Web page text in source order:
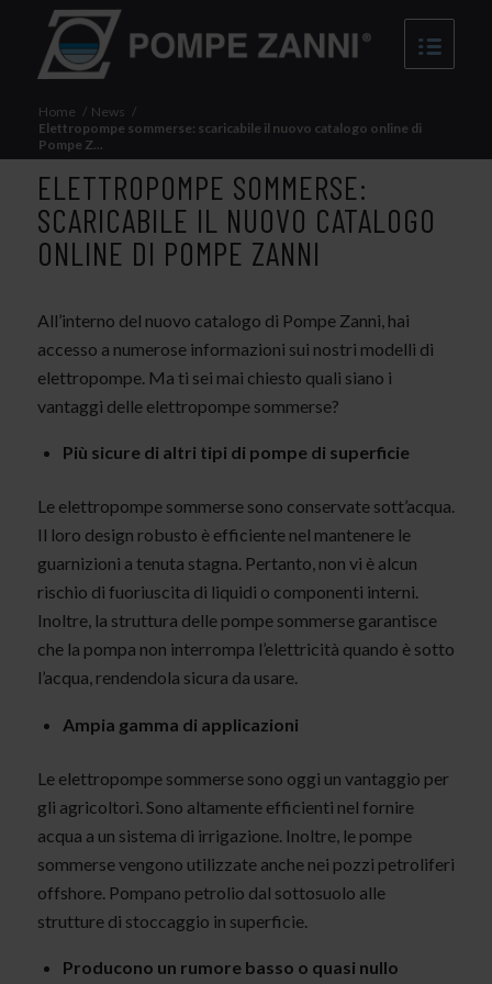
Home / News /
Elettropompe sommerse: scaricabile il nuovo catalogo online di
Pompe Z...
ELETTROPOMPE SOMMERSE:
SCARICABILE IL NUOVO CATALOGO
ONLINE DI POMPE ZANNI
All’interno del nuovo catalogo di Pompe Zanni, hai
accesso a numerose informazioni sui nostri modelli di
elettropompe. Ma ti sei mai chiesto quali siano i
vantaggi delle elettropompe sommerse?
Più sicure di altri tipi di pompe di superficie
Le elettropompe sommerse sono conservate sott’acqua.
Il loro design robusto è efficiente nel mantenere le
guarnizioni a tenuta stagna. Pertanto, non vi è alcun
rischio di fuoriuscita di liquidi o componenti interni.
Inoltre, la struttura delle pompe sommerse garantisce
che la pompa non interrompa l’elettricità quando è sotto
l’acqua, rendendola sicura da usare.
Ampia gamma di applicazioni
Le elettropompe sommerse sono oggi un vantaggio per
gli agricoltori. Sono altamente efficienti nel fornire
acqua a un sistema di irrigazione. Inoltre, le pompe
sommerse vengono utilizzate anche nei pozzi petroliferi
offshore. Pompano petrolio dal sottosuolo alle
strutture di stoccaggio in superficie.
Producono un rumore basso o quasi nullo